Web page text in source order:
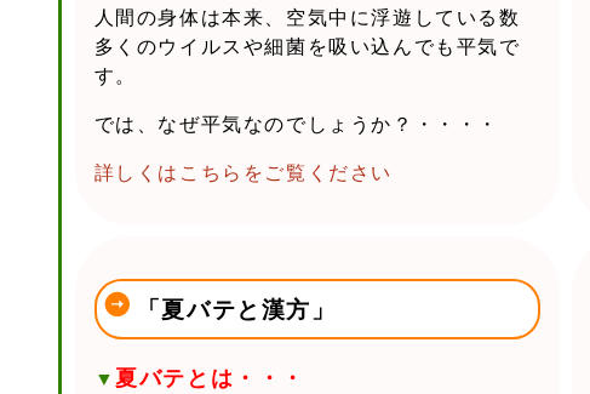
人間の身体は本来、空気中に浮遊している数
多くのウイルスや細菌を吸い込んでも平気で
す。
では、なぜ平気なのでしょうか？・・・・
詳しくはこちらをご覧ください
「夏バテと漢方」
▼夏バテとは・・・